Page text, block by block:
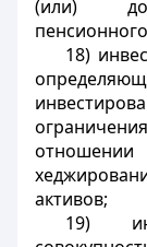
(или)
18)
активов;
19)